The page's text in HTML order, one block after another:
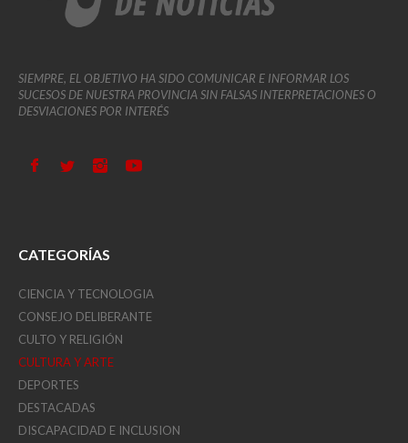
SIEMPRE, EL OBJETIVO HA SIDO COMUNICAR E INFORMAR LOS
SUCESOS DE NUESTRA PROVINCIA SIN FALSAS INTERPRETACIONES O
DESVIACIONES POR INTERÉS
CATEGORÍAS
CIENCIA Y TECNOLOGIA
CONSEJO DELIBERANTE
CULTO Y RELIGIÓN
CULTURA Y ARTE
DEPORTES
DESTACADAS
DISCAPACIDAD E INCLUSION